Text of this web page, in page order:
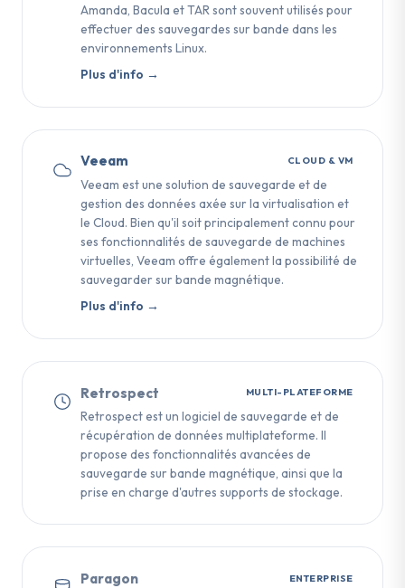
Amanda, Bacula et TAR sont souvent utilisés pour
effectuer des sauvegardes sur bande dans les
environnements Linux.
Plus d'info →
Veeam CLOUD & VM
Veeam est une solution de sauvegarde et de
gestion des données axée sur la virtualisation et
le Cloud. Bien qu'il soit principalement connu pour
ses fonctionnalités de sauvegarde de machines
virtuelles, Veeam offre également la possibilité de
sauvegarder sur bande magnétique.
Plus d'info →
Retrospect MULTI-PLATEFORME
Retrospect est un logiciel de sauvegarde et de
récupération de données multiplateforme. Il
propose des fonctionnalités avancées de
sauvegarde sur bande magnétique, ainsi que la
prise en charge d'autres supports de stockage.
Paragon ENTERPRISE